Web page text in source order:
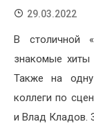
29.03.2022
В столичной
знакомые
Также на
коллеги по
и Влад Кладов.